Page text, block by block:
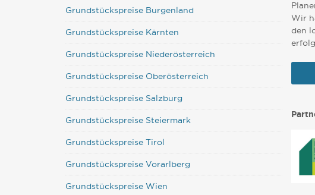
Grundstückspreise Burgenland
Grundstückspreise Kärnten
Grundstückspreise Niederösterreich
Grundstückspreise Oberösterreich
Grundstückspreise Salzburg
Grundstückspreise Steiermark
Grundstückspreise Tirol
Grundstückspreise Vorarlberg
Grundstückspreise Wien
Wir
den